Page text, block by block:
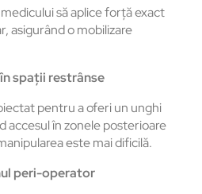
să aplice forță exact
asigurând o mobilizare
spații restrânse
pentru a oferi un unghi
accesul în zonele posterioare
este mai dificilă.
peri-operator